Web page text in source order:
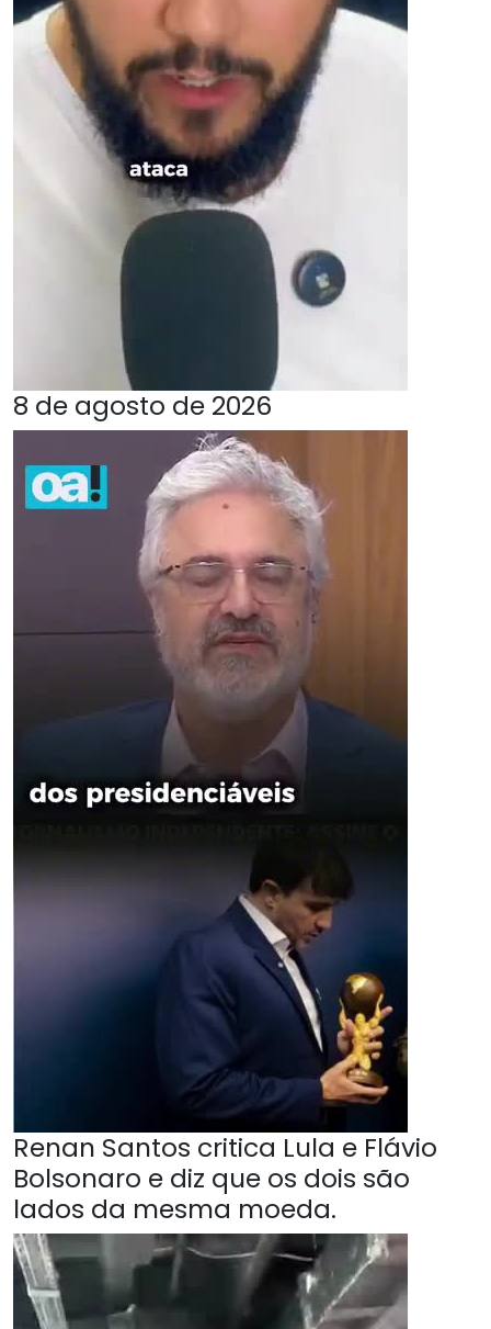
8 de agosto de 2026
Renan Santos critica Lula e Flávio
Bolsonaro e diz que os dois são
lados da mesma moeda.